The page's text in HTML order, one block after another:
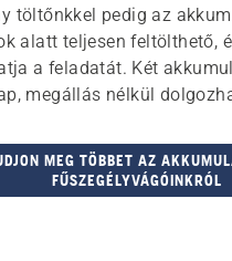
töltőnkkel pedig az
alatt teljesen feltölthető,
a feladatát. Két
megállás nélkül
MEG TÖBBET AZ
FŰSZEGÉLYVÁGÓINKRÓL